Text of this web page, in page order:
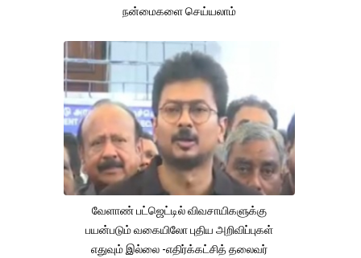
நன்மைகளை செய்யலாம்
வேளாண் பட்ஜெட்டில் விவசாயிகளுக்கு
பயன்படும் வகையிலோ புதிய அறிவிப்புகள்
எதுவும் இல்லை -எதிர்க்கட்சித் தலைவர்